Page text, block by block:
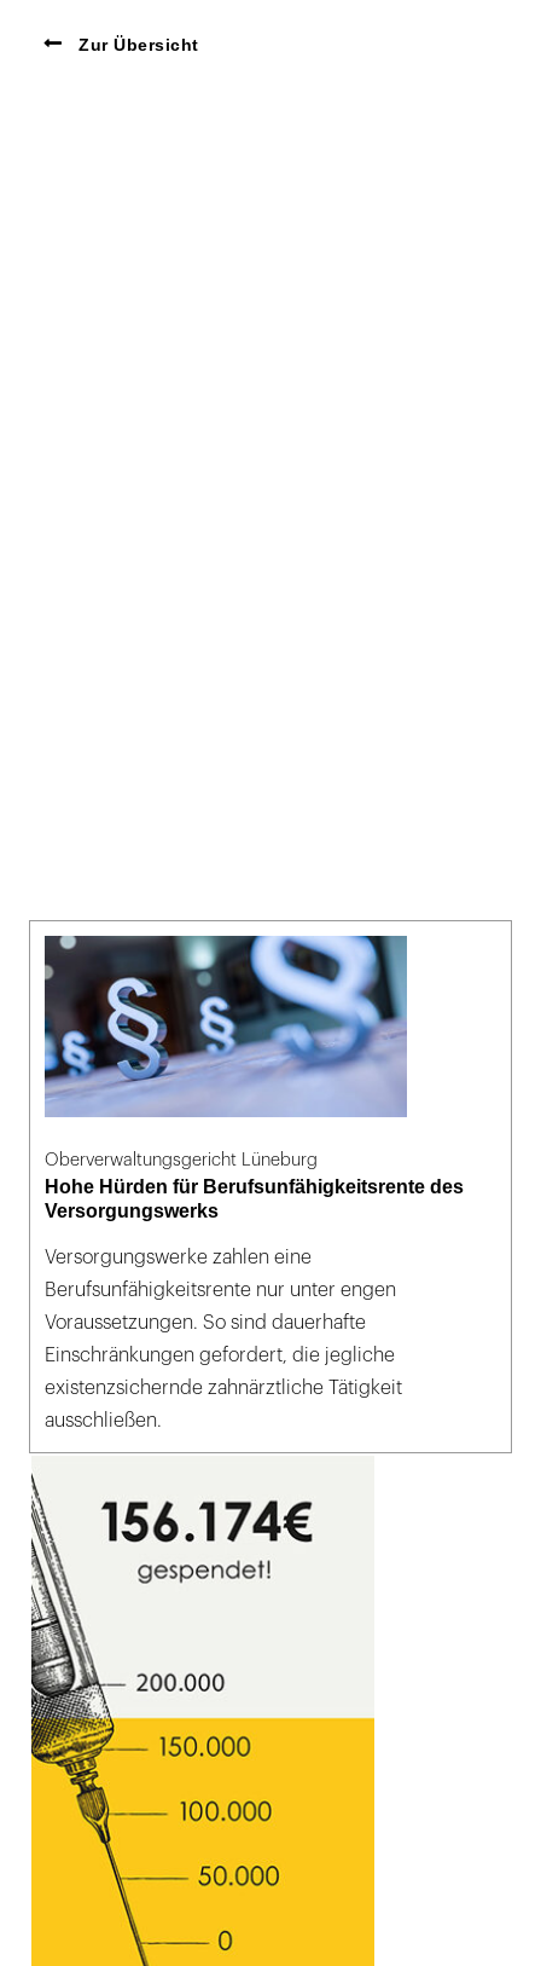
Zur Übersicht
Oberverwaltungsgericht Lüneburg
Hohe Hürden für Berufsunfähigkeitsrente des
Versorgungswerks
Versorgungswerke zahlen eine
Berufsunfähigkeitsrente nur unter engen
Voraussetzungen. So sind dauerhafte
Einschränkungen gefordert, die jegliche
existenzsichernde zahnärztliche Tätigkeit
ausschließen.